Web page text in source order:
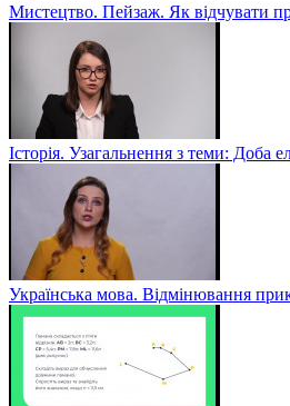
Мистецтво. Пейзаж. Як відчувати
Історія. Узагальнення з теми: Доба
Українська мова. Відмінювання